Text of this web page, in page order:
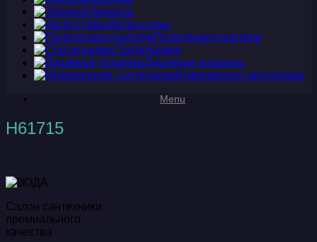
Зеркала
Аксессуары
Полотенцесушители
Светильники
Душевые поддоны
Инженерная сантехника
Menu
H61715
Салон сантехники
премиального
качества